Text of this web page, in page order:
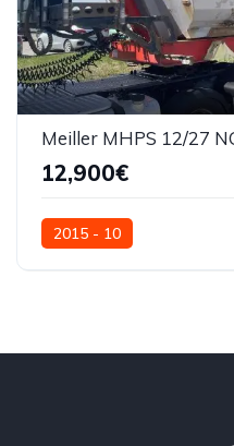
Meiller MHPS 12/27
12,900€
2015 - 10